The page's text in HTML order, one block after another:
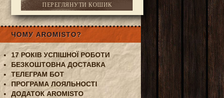
ПЕРЕГЛЯНУТИ КОШИК
225 г
ЧОМУ AROMISTO?
17 РОКІВ УСПІШНОЇ РОБОТИ
БЕЗКОШТОВНА ДОСТАВКА
ТЕЛЕГРАМ БОТ
ПРОГРАМА ЛОЯЛЬНОСТІ
ДОДАТОК AROMISTO